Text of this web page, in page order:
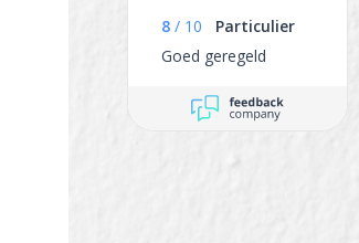
8 / 10
Particulier
Goed geregeld